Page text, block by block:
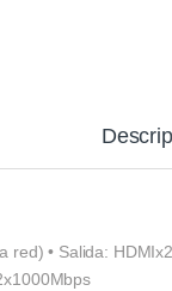
• Salida: